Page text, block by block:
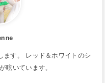
ます。 レッド＆ホワイトのシ
呟いています。